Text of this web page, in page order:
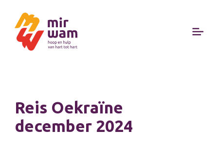
Reis Oekraïne
december 2024